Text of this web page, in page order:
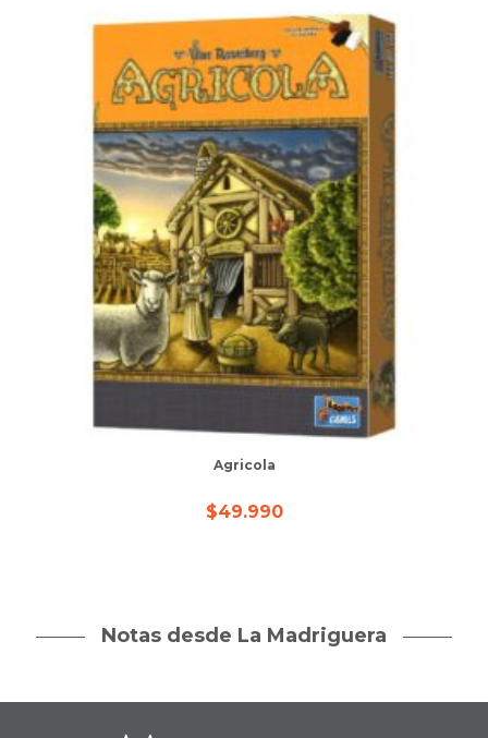
Agricola
$49.990
Notas desde La Madriguera